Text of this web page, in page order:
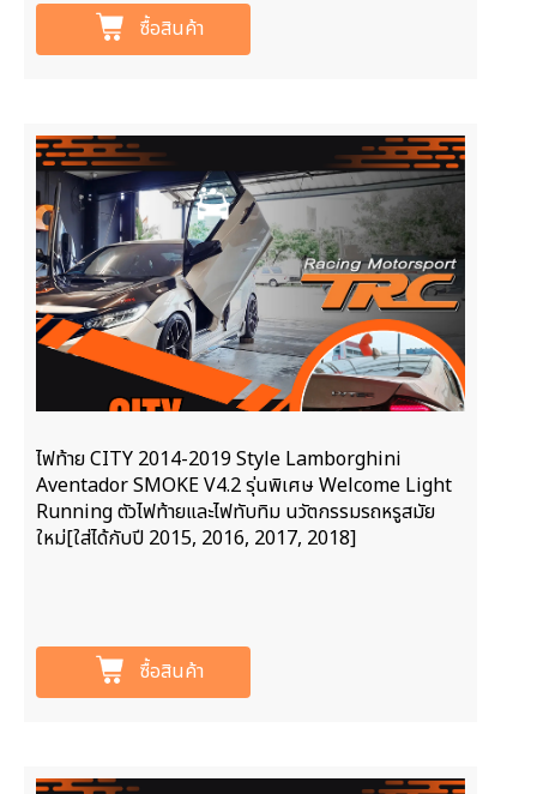
ซื้อสินค้า
ไฟท้าย CITY 2014-2019 Style Lamborghini
Aventador SMOKE V4.2 รุ่นพิเศษ Welcome Light
Running ตัวไฟท้ายและไฟทับทิม นวัตกรรมรถหรูสมัย
ใหม่[ใส่ได้กับปี 2015, 2016, 2017, 2018]
ซื้อสินค้า